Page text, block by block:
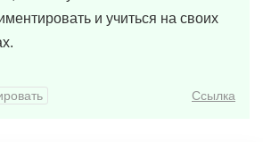
и учиться на своих
Ссылка